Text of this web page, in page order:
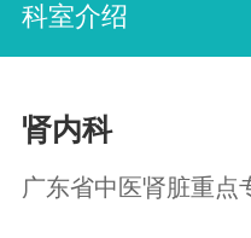
科室介绍
肾内科
广东省中医肾脏重点